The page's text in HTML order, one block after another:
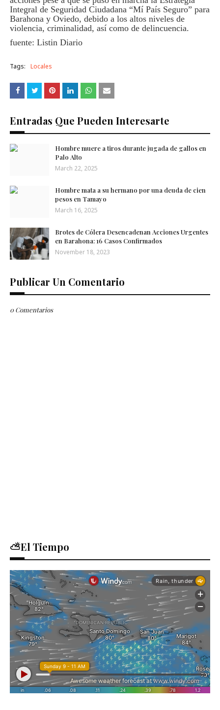
Integral de Seguridad Ciudadana “Mí País Seguro” para
Barahona y Oviedo, debido a los altos niveles de
violencia, criminalidad, así como de delincuencia.
fuente: Listin Diario
Tags: Locales
Entradas Que Pueden Interesarte
Hombre muere a tiros durante jugada de gallos en
Palo Alto
March 22, 2025
Hombre mata a su hermano por una deuda de cien
pesos en Tamayo
March 16, 2025
Brotes de Cólera Desencadenan Acciones Urgentes
en Barahona: 16 Casos Confirmados
November 18, 2023
Publicar Un Comentario
0 Comentarios
⛅El Tiempo